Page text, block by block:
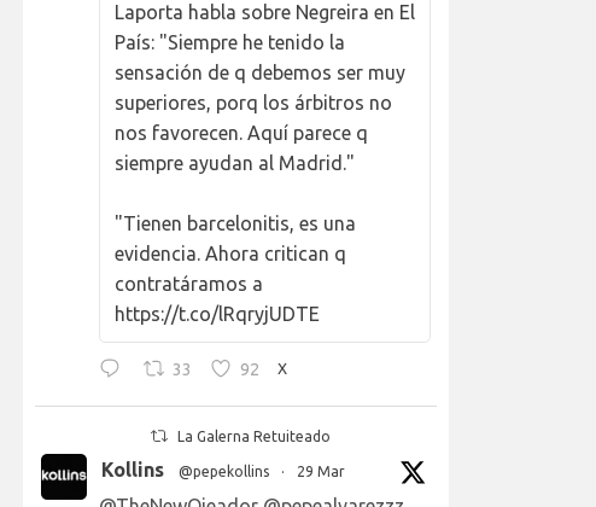
Laporta habla sobre Negreira en El
País: "Siempre he tenido la
sensación de q debemos ser muy
superiores, porq los árbitros no
nos favorecen. Aquí parece q
siempre ayudan al Madrid."
"Tienen barcelonitis, es una
evidencia. Ahora critican q
contratáramos a
https://t.co/lRqryjUDTE
33 92 X
La Galerna Retuiteado
Kollins @pepekollins · 29 Mar